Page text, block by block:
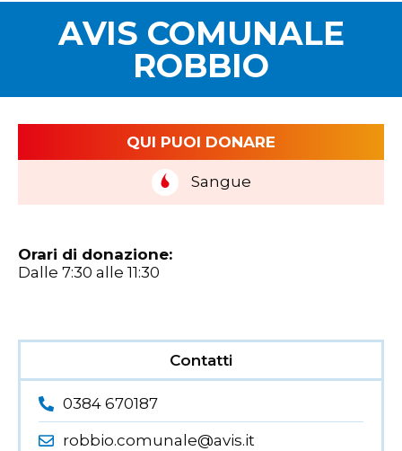
AVIS COMUNALE
ROBBIO
QUI PUOI DONARE
Sangue
Orari di donazione:
Dalle 7:30 alle 11:30
Contatti
0384 670187
robbio.comunale@avis.it